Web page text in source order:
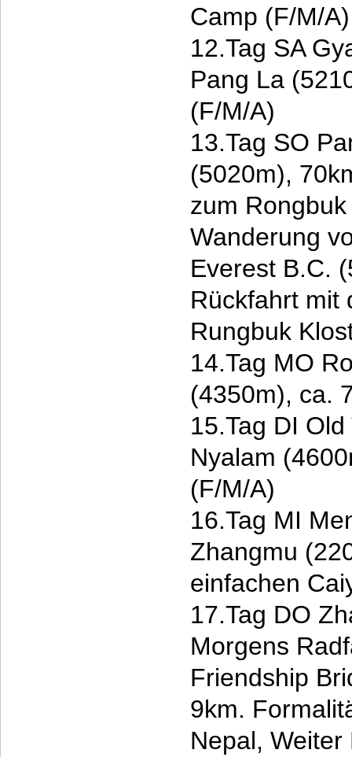
Camp (F/M/A)
12.Tag SA
Pang La
(F/M/A)
13.Tag SO
(5020m),
zum
Wanderung
Everest B.C.
Rückfahrt mit
Rungbuk
14.Tag MO
(4350m), ca.
15.Tag DI
Nyalam
(F/M/A)
16.Tag MI
Zhangmu
einfachen
17.Tag DO
Morgens
Friendship
9km.
Nepal,